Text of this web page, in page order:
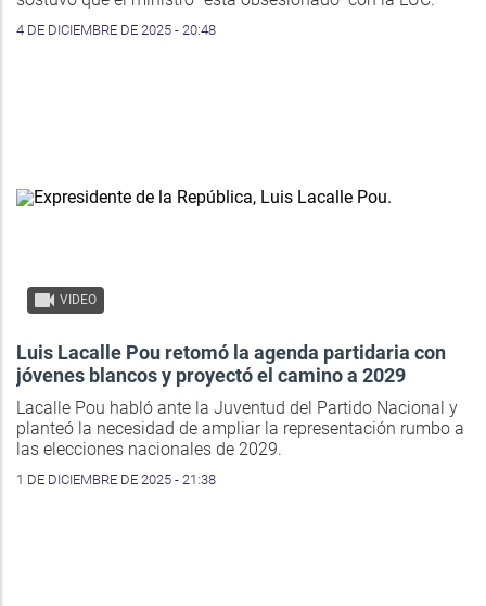
4 DE DICIEMBRE DE 2025 - 20:48
VIDEO
Luis Lacalle Pou retomó la agenda partidaria con
jóvenes blancos y proyectó el camino a 2029
Lacalle Pou habló ante la Juventud del Partido Nacional y
planteó la necesidad de ampliar la representación rumbo a
las elecciones nacionales de 2029.
1 DE DICIEMBRE DE 2025 - 21:38